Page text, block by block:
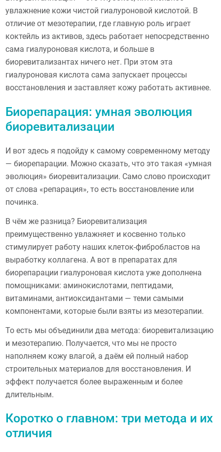
увлажнение кожи чистой гиалуроновой кислотой. В
отличие от мезотерапии, где главную роль играет
коктейль из активов, здесь работает непосредственно
сама гиалуроновая кислота, и больше в
биоревитализантах ничего нет. При этом эта
гиалуроновая кислота сама запускает процессы
восстановления и заставляет кожу работать активнее.
Биорепарация: умная эволюция
биоревитализации
И вот здесь я подойду к самому современному методу
— биорепарации. Можно сказать, что это такая «умная
эволюция» биоревитализации. Само слово происходит
от слова «репарация», то есть восстановление или
починка.
В чём же разница? Биоревитализация
преимущественно увлажняет и косвенно только
стимулирует работу наших клеток-фибробластов на
выработку коллагена. А вот в препаратах для
биорепарации гиалуроновая кислота уже дополнена
помощниками: аминокислотами, пептидами,
витаминами, антиоксидантами — теми самыми
компонентами, которые были взяты из мезотерапии.
То есть мы объединили два метода: биоревитализацию
и мезотерапию. Получается, что мы не просто
наполняем кожу влагой, а даём ей полный набор
строительных материалов для восстановления. И
эффект получается более выраженным и более
длительным.
Коротко о главном: три метода и их
отличия